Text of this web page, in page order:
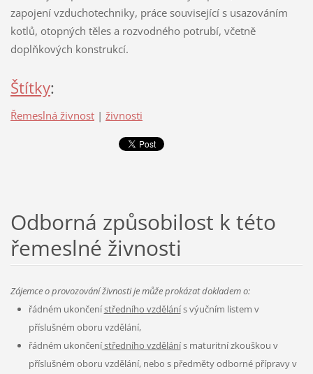
zapojení vzduchotechniky, práce související s usazováním
kotlů, otopných těles a rozvodného potrubí, včetně
doplňkových konstrukcí.
Štítky:
Řemeslná živnost | živnosti
Odborná způsobilost k této
řemeslné živnosti
Zájemce o provozování živnosti je může prokázat dokladem o:
řádném ukončenístředního vzdělánís výučním listem v
příslušném oboru vzdělání,
řádném ukončenístředního vzdělánís maturitní zkouškou v
příslušném oboru vzdělání, nebo s předměty odborné přípravy v